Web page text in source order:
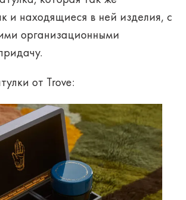
и находящиеся в ней изделия, с
организационными
от Trove: